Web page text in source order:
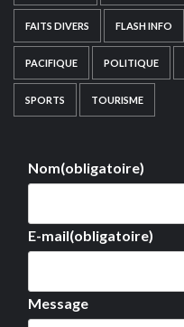
FAITS DIVERS FLASH INFO
PACIFIQUE POLITIQUE
SPORTS TOURISME
Nom(obligatoire)
E-mail(obligatoire)
Message